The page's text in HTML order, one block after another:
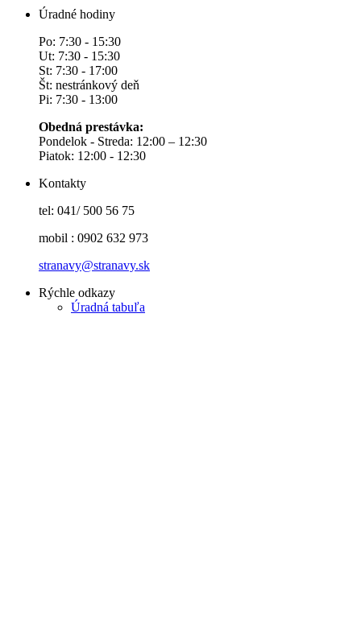
Úradné hodiny
Po: 7:30 - 15:30
Ut: 7:30 - 15:30
St: 7:30 - 17:00
Št: nestránkový deň
Pi: 7:30 - 13:00
Obedná prestávka:
Pondelok - Streda: 12:00 – 12:30
Piatok: 12:00 - 12:30
Kontakty
tel: 041/ 500 56 75
mobil : 0902 632 973
stranavy@stranavy.sk
Rýchle odkazy
Úradná tabuľa